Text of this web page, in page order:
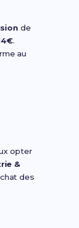
de
.
au
opter
&
des